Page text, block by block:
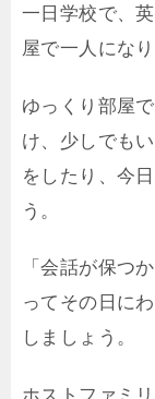
一日学校で、
屋で一人にな
ゆっくり部屋
け、少しでも
をしたり、今
う。
「会話が保つ
ってその日に
しましょう。
ホストファミ